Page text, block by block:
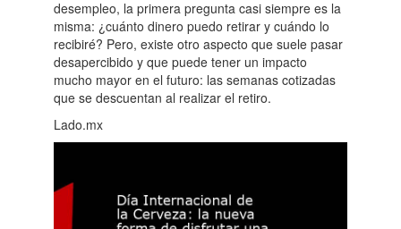
desempleo, la primera pregunta casi siempre es la
misma: ¿cuánto dinero puedo retirar y cuándo lo
recibiré? Pero, existe otro aspecto que suele pasar
desapercibido y que puede tener un impacto
mucho mayor en el futuro: las semanas cotizadas
que se descuentan al realizar el retiro.
Lado.mx